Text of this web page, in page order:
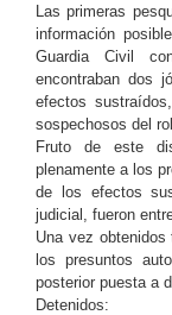
Las primeras
información
Guardia Civil
encontraban dos
efectos
sospechosos del
Fruto de este
plenamente a los
de los efectos
judicial, fueron
Una vez
los presuntos
posterior puesta a
Detenidos: